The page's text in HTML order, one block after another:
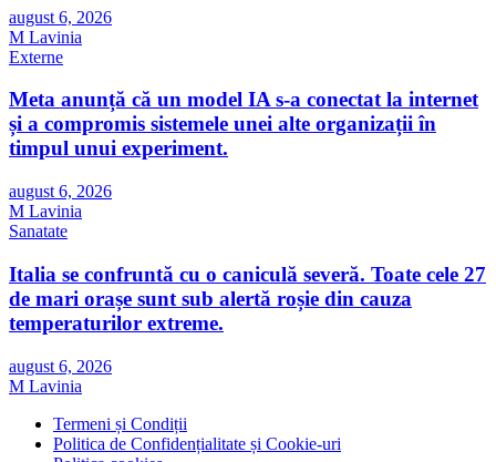
august 6, 2026
M Lavinia
Externe
Meta anunță că un model IA s-a conectat la internet
și a compromis sistemele unei alte organizații în
timpul unui experiment.
august 6, 2026
M Lavinia
Sanatate
Italia se confruntă cu o caniculă severă. Toate cele 27
de mari orașe sunt sub alertă roșie din cauza
temperaturilor extreme.
august 6, 2026
M Lavinia
Termeni și Condiții
Politica de Confidențialitate și Cookie-uri